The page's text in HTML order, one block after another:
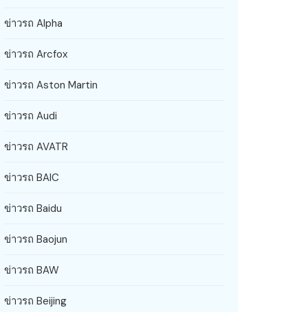
ข่าวรถ Alpha
ข่าวรถ Arcfox
ข่าวรถ Aston Martin
ข่าวรถ Audi
ข่าวรถ AVATR
ข่าวรถ BAIC
ข่าวรถ Baidu
ข่าวรถ Baojun
ข่าวรถ BAW
ข่าวรถ Beijing